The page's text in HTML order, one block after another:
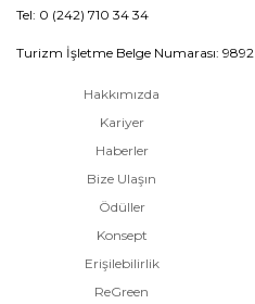
Tel: 0 (242) 710 34 34
Turizm İşletme Belge Numarası: 9892
Hakkımızda
Kariyer
Haberler
Bize Ulaşın
Ödüller
Konsept
Erişilebilirlik
ReGreen